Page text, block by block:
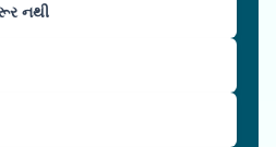
નથી